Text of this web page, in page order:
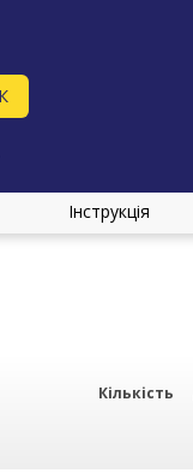
Інструкція
Кількість